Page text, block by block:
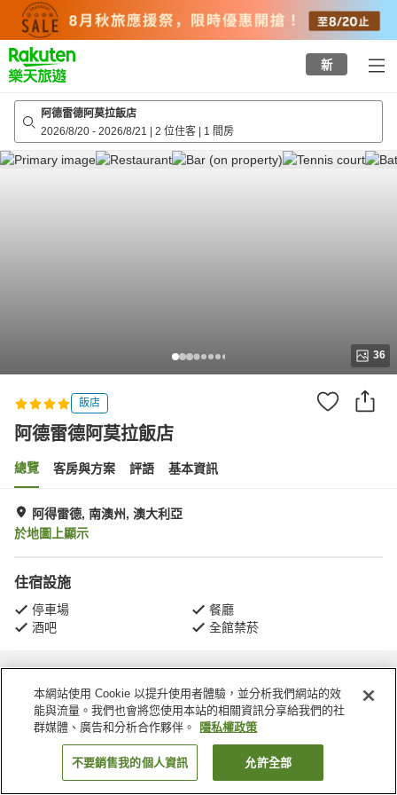
top
page
新
阿德雷德阿莫拉飯店
2026/8/20 - 2026/8/21 | 2 位住客 | 1 間房
36
飯店
阿德雷德阿莫拉飯店
總覽 客房與方案 評語 基本資訊
阿得雷德, 南澳州, 澳大利亞
於地圖上顯示
住宿設施
停車場
餐廳
酒吧
全館禁菸
首頁 澳大利亞 南澳州 阿得雷德 阿德雷德阿莫拉飯店
找客房
本網站使用 Cookie 以提升使用者體驗，並分析我們網站的效
能與流量。我們也會將您使用本站的相關資訊分享給我們的社
群媒體、廣告和分析合作夥伴。
隱私權政策
不要銷售我的個人資訊 允許全部